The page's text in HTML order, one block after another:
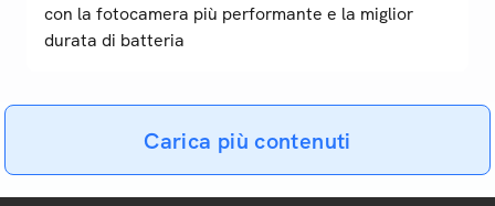
con la fotocamera più performante e la miglior
durata di batteria
Carica più contenuti